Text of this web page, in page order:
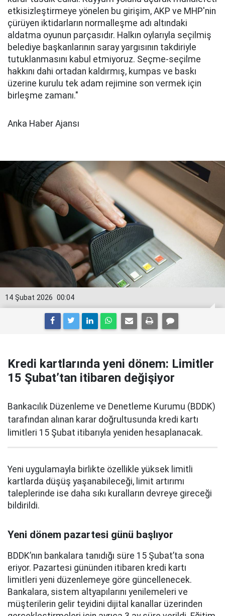
etkisizleştirmeye yönelen bu girişim, AKP ve MHP'nin
çürüyen iktidarların normalleşme adı altındaki
aldatma oyunun parçasıdır. Halkın oylarıyla seçilmiş
belediye başkanlarının saray yargısının takdiriyle
tutuklanmasını kabul etmiyoruz. Seçme-seçilme
hakkını dahi ortadan kaldırmış, kumpas ve baskı
üzerine kurulu tek adam rejimine son vermek için
birleşme zamanı."
Anka Haber Ajansı
00:04
14 Şubat 2026
Kredi kartlarında yeni dönem: Limitler
15 Şubat’tan itibaren değişiyor
Bankacılık Düzenleme ve Denetleme Kurumu (BDDK)
tarafından alınan karar doğrultusunda kredi kartı
limitleri 15 Şubat itibarıyla yeniden hesaplanacak.
Yeni uygulamayla birlikte özellikle yüksek limitli
kartlarda düşüş yaşanabileceği, limit artırımı
taleplerinde ise daha sıkı kuralların devreye gireceği
bildirildi.
Yeni dönem pazartesi günü başlıyor
BDDK’nın bankalara tanıdığı süre 15 Şubat’ta sona
eriyor. Pazartesi gününden itibaren kredi kartı
limitleri yeni düzenlemeye göre güncellenecek.
Bankalara, sistem altyapılarını yenilemeleri ve
müşterilerin gelir teyidini dijital kanallar üzerinden